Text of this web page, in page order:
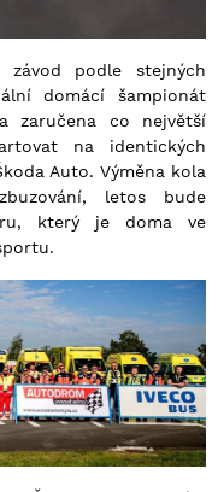
podle stejných
domácí šampionát
zaručena co největší
na identických
Auto. Výměna kola
letos bude
který je doma ve